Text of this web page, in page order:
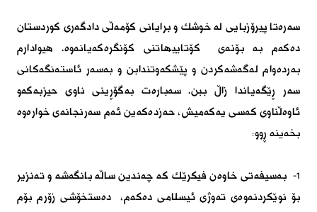
سەرەتا پیرۆزبایی لە خوشك و برایانی كۆمەڵی دادگەری كوردستان
دەكەم بە بۆنەی كۆتاییهاتنی كۆنگرەكەیانەوە. هیوادارم
بەردەوام لەگەشەكردن و پێشكەوتندابن و بەسەر ئاستەنگەكانی
سەر ڕێگەیاندا زاڵ ببن. سەبارەت بەگۆڕینی ناوی حیزبەكەو
ئاوەڵناوی كەسی یەكەمیش، حەزدەكەین ئەم سەرنجانەی خوارەوە
بخەینە ڕوو:
١- بەسیفەتی خاوەن فیكرێك كە چەندین ساڵە بانگەشە و تەنزیر
بۆ نوێكردنەوەی تەوژی ئیسلامی دەكەم، دەستخۆشی زۆرم بۆم